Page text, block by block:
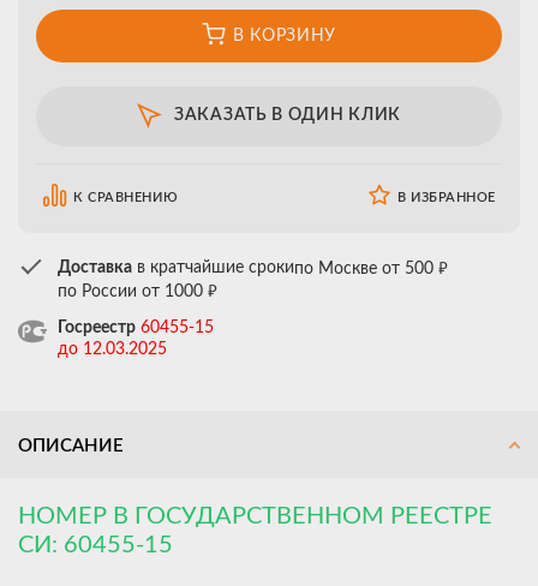
В КОРЗИНУ
ЗАКАЗАТЬ В ОДИН КЛИК
К СРАВНЕНИЮ В ИЗБРАННОЕ
Доставка в кратчайшие срокипо Москве от 500 ₽
по России от 1000 ₽
Госреестр 60455-15
до 12.03.2025
ОПИСАНИЕ
НОМЕР В ГОСУДАРСТВЕННОМ РЕЕСТРЕ
СИ: 60455-15